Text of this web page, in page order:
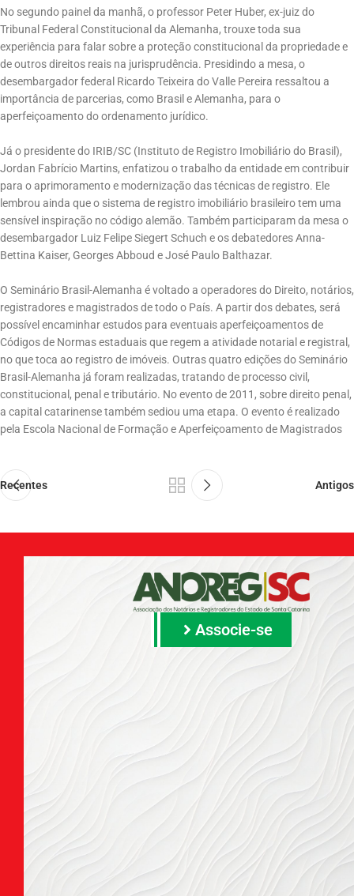
No segundo painel da manhã, o professor Peter Huber, ex-juiz do
Tribunal Federal Constitucional da Alemanha, trouxe toda sua
experiência para falar sobre a proteção constitucional da propriedade e
de outros direitos reais na jurisprudência. Presidindo a mesa, o
desembargador federal Ricardo Teixeira do Valle Pereira ressaltou a
importância de parcerias, como Brasil e Alemanha, para o
aperfeiçoamento do ordenamento jurídico.
Já o presidente do IRIB/SC (Instituto de Registro Imobiliário do Brasil),
Jordan Fabrício Martins, enfatizou o trabalho da entidade em contribuir
para o aprimoramento e modernização das técnicas de registro. Ele
lembrou ainda que o sistema de registro imobiliário brasileiro tem uma
sensível inspiração no código alemão. Também participaram da mesa o
desembargador Luiz Felipe Siegert Schuch e os debatedores Anna-
Bettina Kaiser, Georges Abboud e José Paulo Balthazar.
O Seminário Brasil-Alemanha é voltado a operadores do Direito, notários,
registradores e magistrados de todo o País. A partir dos debates, será
possível encaminhar estudos para eventuais aperfeiçoamentos de
Códigos de Normas estaduais que regem a atividade notarial e registral,
no que toca ao registro de imóveis. Outras quatro edições do Seminário
Brasil-Alemanha já foram realizadas, tratando de processo civil,
constitucional, penal e tributário. No evento de 2011, sobre direito penal,
a capital catarinense também sediou uma etapa. O evento é realizado
pela Escola Nacional de Formação e Aperfeiçoamento de Magistrados
Recentes Antigos
Associe-se